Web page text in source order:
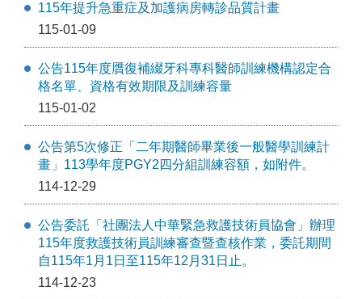
115年提升急重症及加護病房轉診品質計畫
115-01-09
公告115年度贋復補綴牙科專科醫師訓練機構認定合
格名單、資格有效期限及訓練容量
115-01-02
公告第5次修正「⼆年期醫師畢業後⼀般醫學訓練計
畫」113學年度PGY2四分組訓練容額，如附件。
114-12-29
公告委託「社團法人中華緊急救護技術員協會」辦理
115年度救護技術員訓練審查暨查核作業，委託期間
自115年1月1日至115年12月31日止。
114-12-23